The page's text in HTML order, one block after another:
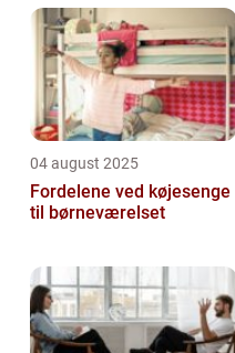
04 august 2025
Fordelene ved køjesenge
til børneværelset